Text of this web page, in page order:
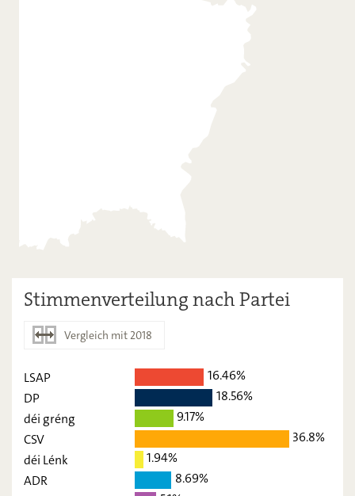
Stimmenverteilung nach Partei
Vergleich mit 2018
LSAP -
DP
-
LSAP
DP
déi gréng
CSV
déi Lénk
ADR
16.46%
18.56%
9.17%
36.8%
1.94%
8.69%